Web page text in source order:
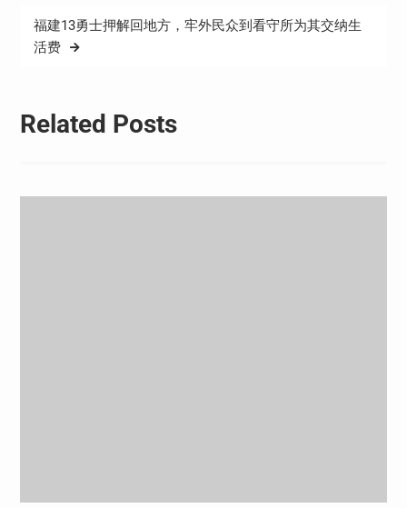
航福建13勇士押解回地方，牢外民众到看守所为其交纳生
活费
Related Posts